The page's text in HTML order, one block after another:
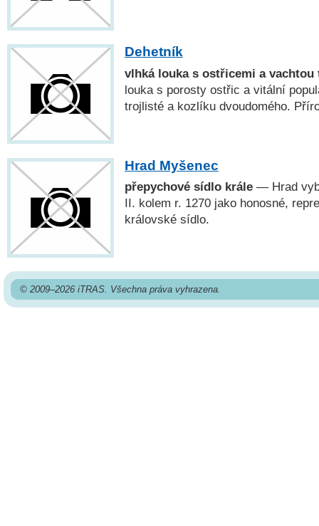
Dehetník
vlhká louka s ostřicemi a
louka s porosty ostřic a vitální
trojlisté a kozlíku dvoudomého.
Hrad Myšenec
přepychové sídlo krále — Hrad
II. kolem r. 1270 jako honosné,
královské sídlo.
© 2009–2026 iTRAS. Všechna práva vyhrazena.